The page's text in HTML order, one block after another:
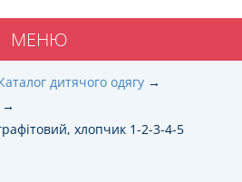
МЕНЮ
дитячого одягу
хлопчик 1-2-3-4-5